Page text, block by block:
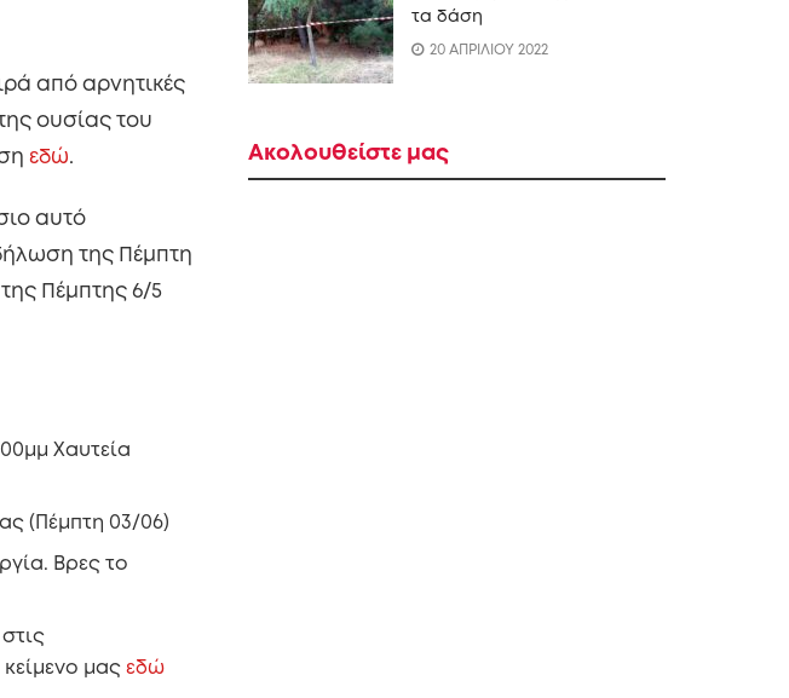
από αρνητικές
ουσίας του
εδώ.
αυτό
της Πέμπτη
Πέμπτης 6/5
Χαυτεία
(Πέμπτη 03/06)
Βρες το
κείμενο μαςεδώ
τα δάση
20 ΑΠΡΙΛΙΟΥ 2022
Ακολουθείστε μας